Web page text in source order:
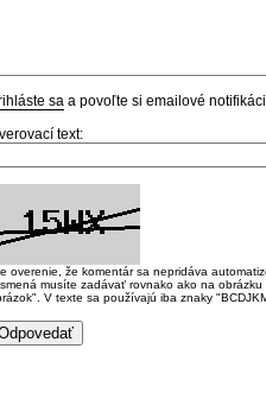
sa a povoľte si emailové
text:
overenie, že komentár sa nepridáva
musíte zadávať rovnako ako na
V texte sa používajú iba znaky